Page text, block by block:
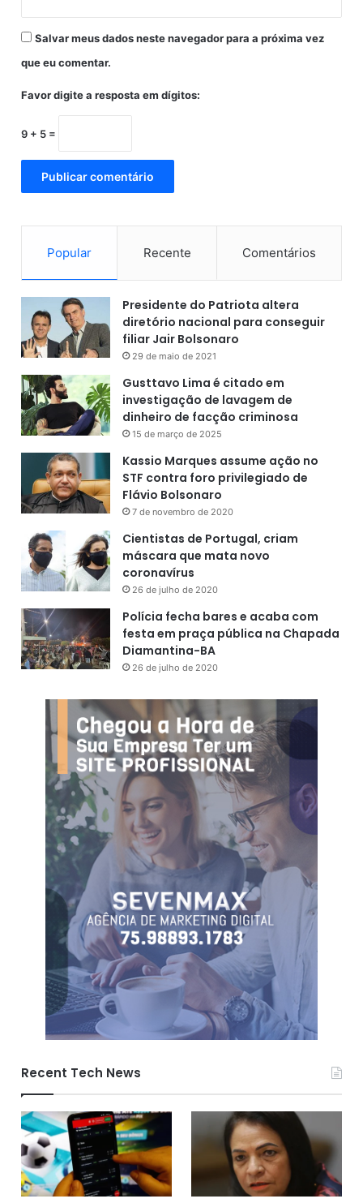
Salvar meus dados neste navegador para a próxima vez
que eu comentar.
Favor digite a resposta em dígitos:
9 + 5 =
Popular Recente Comentários
Presidente do Patriota altera
diretório nacional para conseguir
filiar Jair Bolsonaro
29 de maio de 2021
Gusttavo Lima é citado em
investigação de lavagem de
dinheiro de facção criminosa
15 de março de 2025
Kassio Marques assume ação no
STF contra foro privilegiado de
Flávio Bolsonaro
7 de novembro de 2020
Cientistas de Portugal, criam
máscara que mata novo
coronavírus
26 de julho de 2020
Polícia fecha bares e acaba com
festa em praça pública na Chapada
Diamantina-BA
26 de julho de 2020
Recent Tech News